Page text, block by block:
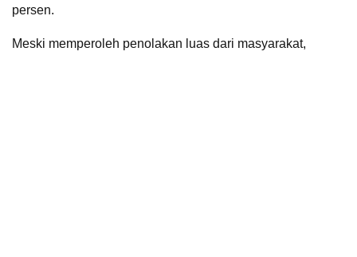
persen.
Meski memperoleh penolakan luas dari masyarakat,